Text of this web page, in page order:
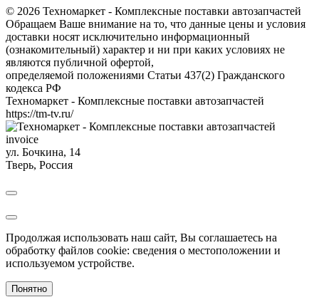
© 2026 Техномаркет - Комплексные поставки автозапчастей
Обращаем Ваше внимание на то, что данные цены и условия
доставки носят исключительно информационный
(ознакомительный) характер и ни при каких условиях не
являются публичной офертой,
определяемой положениями Статьи 437(2) Гражданского
кодекса РФ
Техномаркет - Комплексные поставки автозапчастей
https://tm-tv.ru/
invoice
ул. Бочкина, 14
Тверь, Россия
Продолжая использовать наш сайт, Вы соглашаетесь на
обработку файлов cookie: сведения о местоположении и
используемом устройстве.
Понятно